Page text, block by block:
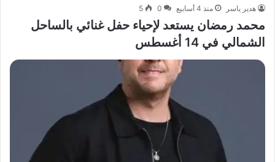
هدير ياسر منذ 4 أسابيع 0
5
محمد رمضان يستعد لإحياء حفل غنائي بالساحل
الشمالي في 14 أغسطس